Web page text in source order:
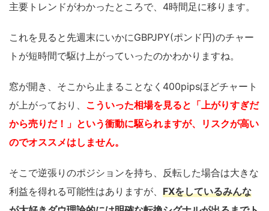
主要トレンドがわかったところで、4時間足に移ります。
これを見ると先週末にいかにGBPJPY(ポンド円)のチャー
トが短時間で駆け上がっていったのかわかりますね。
窓が開き、そこから止まることなく400pipsほどチャート
が上がっており、 こういった相場を見ると「上がりすぎだ
から売りだ！」という衝動に駆られますが、リスクが高い
のでオススメはしません。
そこで逆張りのポジションを持ち、反転した場合は大きな
利益を得れる可能性はありますが、 FXをしているみんな